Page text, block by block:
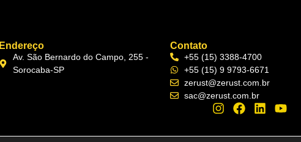
Endereço
Av. São Bernardo do Campo, 255 -
Sorocaba-SP
Contato
+55 (15) 3388-4700
+55 (15) 9 9793-6671
zerust@zerust.com.br
sac@zerust.com.br